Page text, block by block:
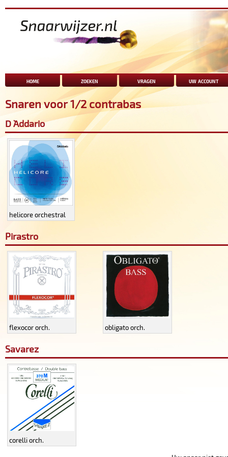
home zoeken vragen uw account
Snaren voor 1/2 contrabas
D `Addario
helicore orchestral
Pirastro
flexocor orch. obligato orch.
Savarez
corelli orch.